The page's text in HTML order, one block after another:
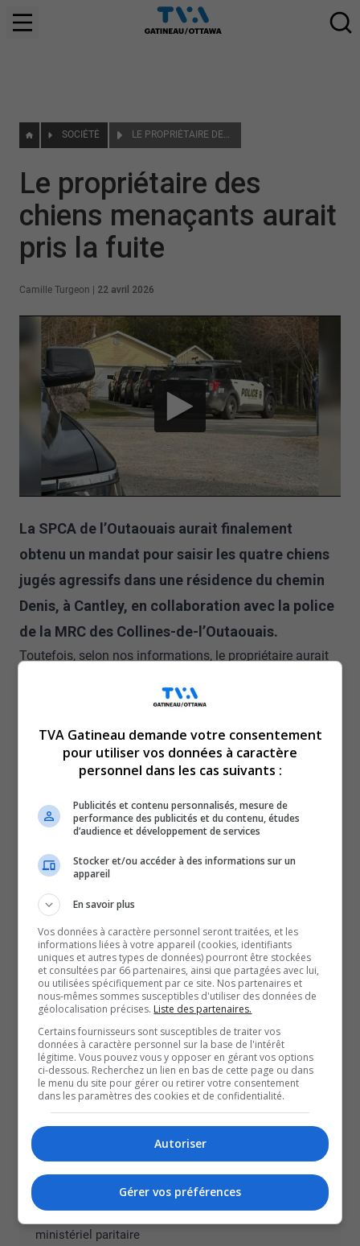
SOCIÉTÉ LE PROPRIÉTAIRE DES CHIENS MENAÇANTS AURAIT PRIS LA FUITE
Le propriétaire des
chiens menaçants aurait
pris la fuite
Camille Turgeon 22 avril 2026
La SPCA de l’Outaouais aurait finalement
obtenu un mandat pour saisir les quatre chiens
jugés agressifs dans une résidence du chemin
Denis, à Cantley, en collaboration avec la police
de la MRC des Collines-de-l’Outaouais.
Toutefois, selon nos informations, le propriétaire aurait
l’arrivée des autorités le 22 avril au matin.
intervenir plus tôt avant de laisser le temps au
propriétaire de quitter les lieux. Certains résidents sont
La SPCA refuse toujours de commenter davantage la
situation, mais a communiqué sur son site Web avoir
pris les mesures appropriées dès qu’elle a été informée
du premier incident.
L’organisme précise aussi qu’une escalade de
l’intervention a été amorcée à la suite de nouveaux
événements.
Il assure être demeuré mobilisé, et invite le public à
transmettre tout renseignement pertinent en lien avec ce
dossier.
Le père du propriétaire des chiens, de son côté, a
confirmé que la SPCA est bel et bien passée le 22 avril
avec des policiers.
Chiens menaçants à Cantley; l’inaction de la SPCA
Inondations | Des évacuations amorcées dans
certains secteurs de Gatineau
La première ministre Fréchette dévoile son cabinet
ministériel paritaire
TVA Gatineau demande votre consentement
pour utiliser vos données à caractère
personnel dans les cas suivants :
Publicités et contenu personnalisés, mesure de
performance des publicités et du contenu, études
d’audience et développement de services
Stocker et/ou accéder à des informations sur un
appareil
En savoir plus
Vos données à caractère personnel seront traitées, et les
informations liées à votre appareil (cookies, identifiants
uniques et autres types de données) pourront être stockées
et consultées par 66 partenaires, ainsi que partagées avec lui,
ou utilisées spécifiquement par ce site. Nos partenaires et
nous-mêmes sommes susceptibles d'utiliser des données de
géolocalisation précises. Liste des partenaires.
Certains fournisseurs sont susceptibles de traiter vos
données à caractère personnel sur la base de l'intérêt
légitime. Vous pouvez vous y opposer en gérant vos options
ci-dessous. Recherchez un lien en bas de cette page ou dans
le menu du site pour gérer ou retirer votre consentement
dans les paramètres des cookies et de confidentialité.
Autoriser
Gérer vos préférences